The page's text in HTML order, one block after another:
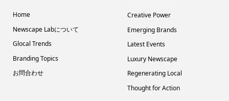
Home
Newscape Labについて
Glocal Trends
Branding Topics
お問合わせ
Creative Power
Emerging Brands
Latest Events
Luxury Newscape
Regenerating Local
Thought for Action